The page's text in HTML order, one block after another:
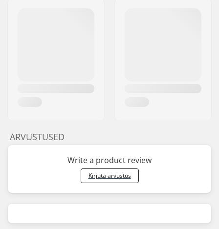
ARVUSTUSED
Write a product review
Kirjuta arvustus